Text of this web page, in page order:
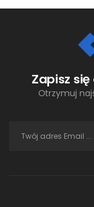
Zapisz
Otrzymuj